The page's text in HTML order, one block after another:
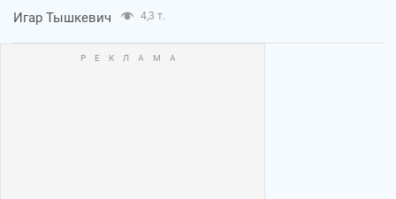
Игар Тышкевич 4,3 т.